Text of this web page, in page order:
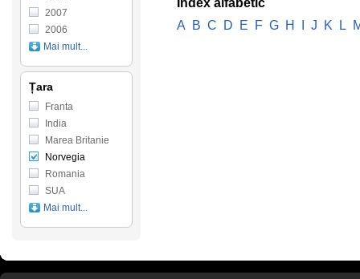
Index alfabetic
A
B C D E F G H J K L
2007
2006
Mai mult...
Țara
Franta
India
Marea Britanie
Norvegia
Romania
SUA
Mai mult...